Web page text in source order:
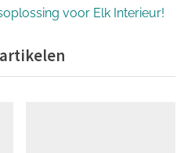
voor Elk Interieur!